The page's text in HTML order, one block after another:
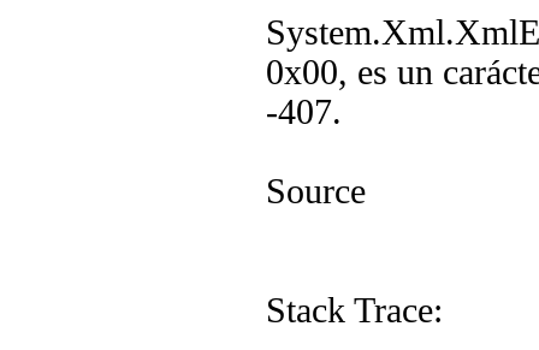
0x00, es un
-407.
Source
Stack Trace: